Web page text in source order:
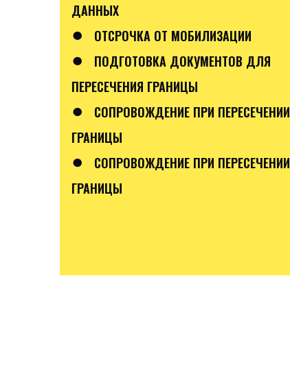
ДАННЫХ
● ОТСРОЧКА ОТ МОБИЛИЗАЦИИ
●
ПОДГОТОВКА ДОКУМЕНТОВ ДЛЯ
ПЕРЕСЕЧЕНИЯ ГРАНИЦЫ
●
СОПРОВОЖДЕНИЕ ПРИ ПЕРЕСЕЧЕНИИ
ГРАНИЦЫ
●
СОПРОВОЖДЕНИЕ ПРИ ПЕРЕСЕЧЕНИИ
ГРАНИЦЫ